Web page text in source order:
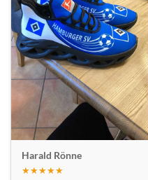
Harald Rönne
★★★★★